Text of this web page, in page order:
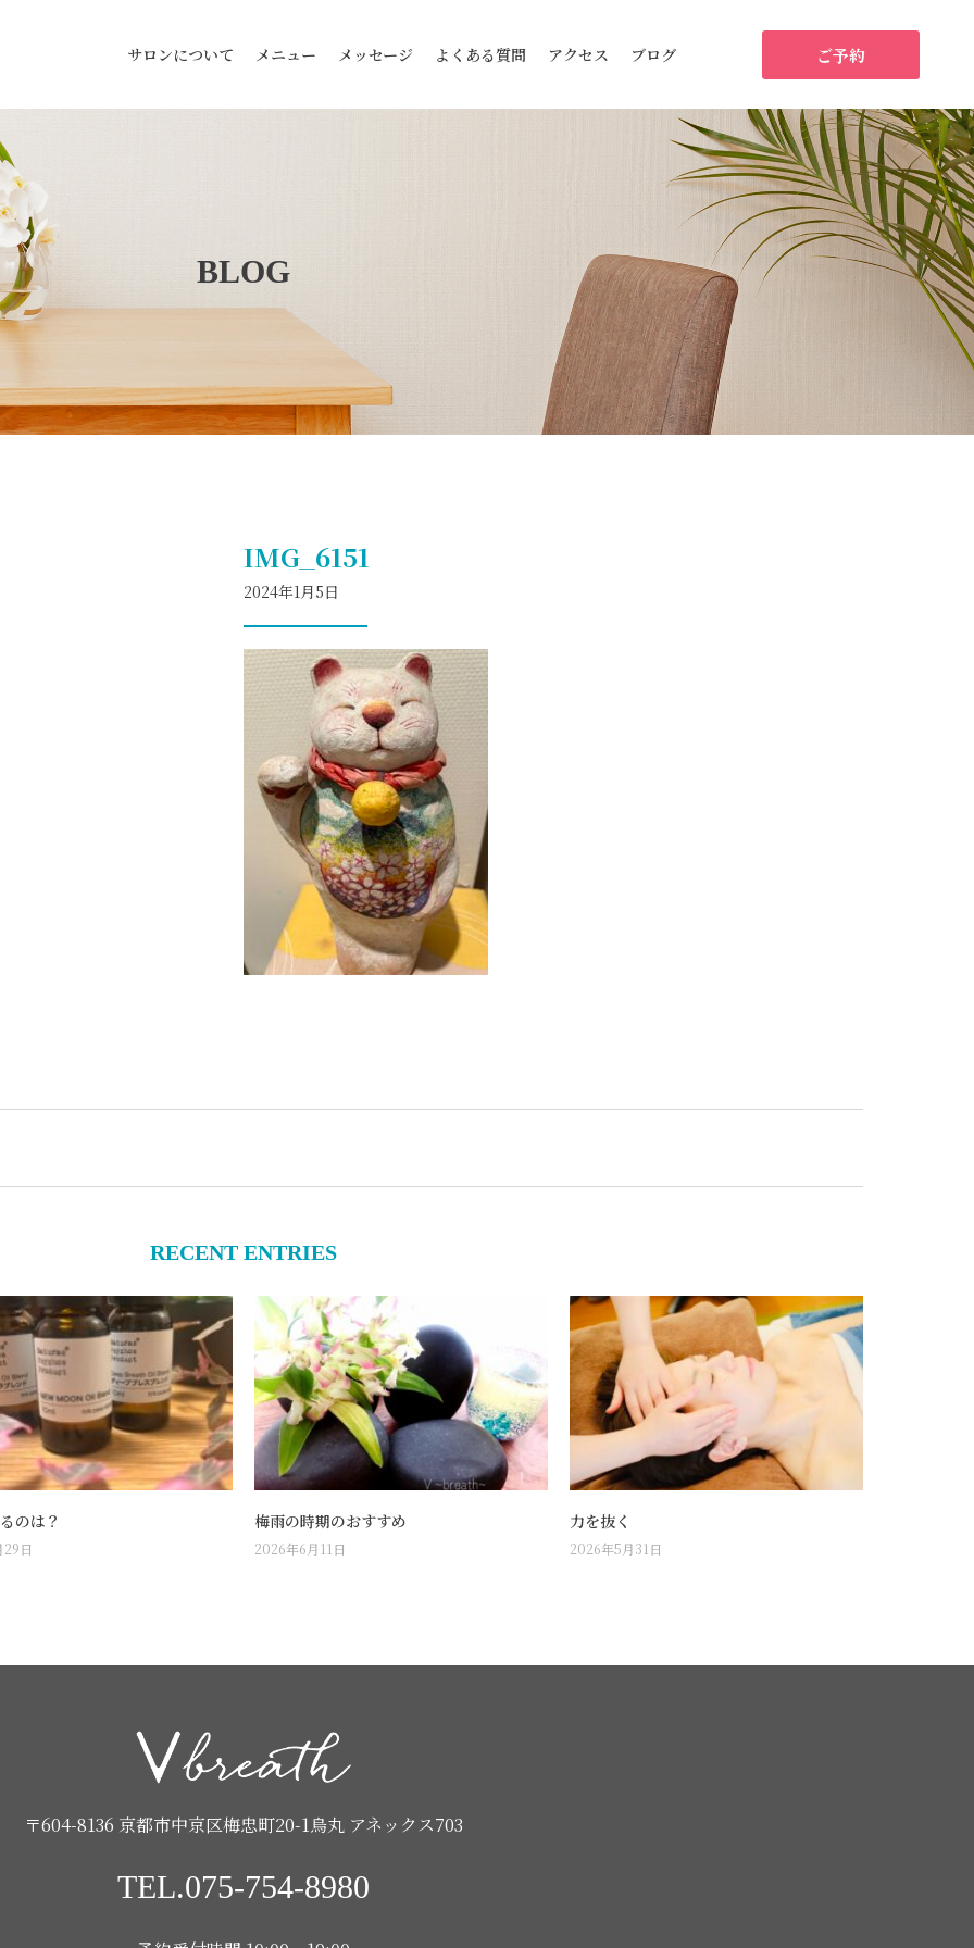
サロンについて メニュー メッセージ よくある質問 アクセス ブログ ご予約
BLOG
IMG_6151
2024年1月5日
RECENT ENTRIES
のは？
日
梅雨の時期のおすすめ
2026年6月11日
力を抜く
2026年5月31日
〒604-8136 京都市中京区梅忠町20-1烏丸 アネックス703
TEL.075-754-8980